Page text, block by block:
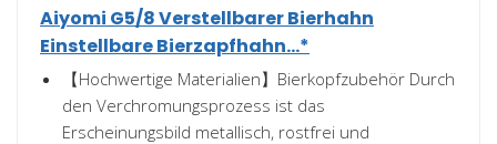
Aiyomi G5/8 Verstellbarer Bierhahn
Einstellbare Bierzapfhahn...*
【Hochwertige Materialien】Bierkopfzubehör Durch
den Verchromungsprozess ist das
Erscheinungsbild metallisch, rostfrei und